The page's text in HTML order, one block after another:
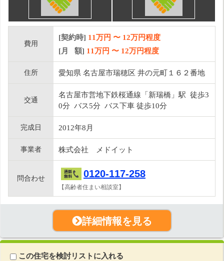
費用
[契約時] 11万円 〜 12万円程度
[月 額] 11万円 〜 12万円程度
住所 愛知県 名古屋市瑞穂区 井の元町１６２番地
交通
名古屋市営地下鉄桜通線「新瑞橋」駅 徒歩3
0分 バス5分 バス下車 徒歩10分
完成日 2012年8月
事業者 株式会社 メドイット
問合わせ 0120-117-258
【高齢者住まい相談室】
詳細情報を見る
この住宅を検討リストに入れる